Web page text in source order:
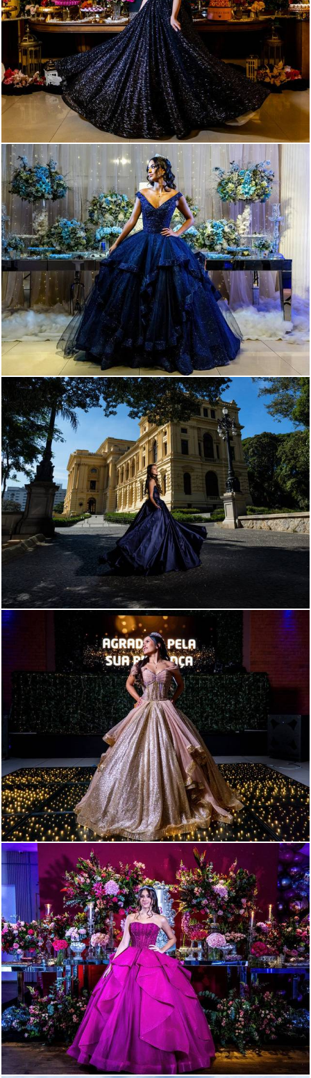
120 0
104 0
300 0
229 0
279 0